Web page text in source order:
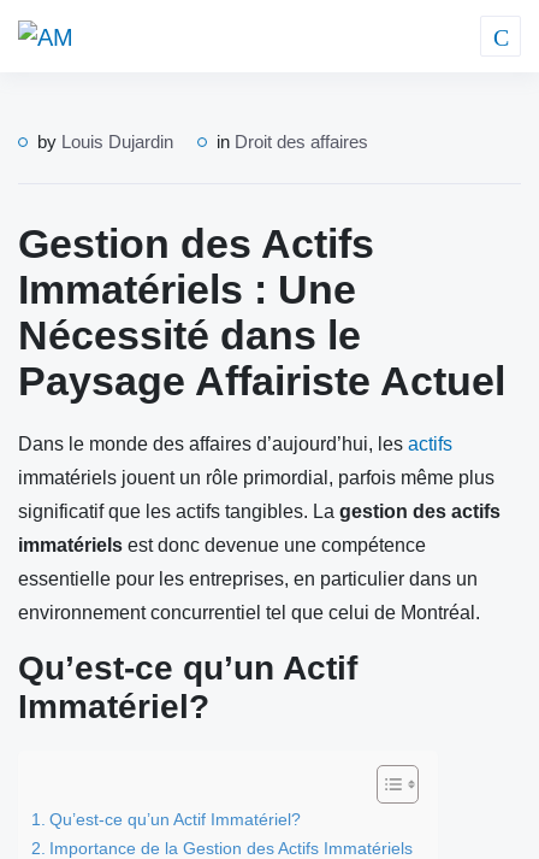
by Louis Dujardin in Droit des affaires
Gestion des Actifs
Immatériels : Une
Nécessité dans le
Paysage Affairiste Actuel
Dans le monde des affaires d’aujourd’hui, les actifs
immatériels jouent un rôle primordial, parfois même plus
significatif que les actifs tangibles. La gestion des actifs
immatériels est donc devenue une compétence
essentielle pour les entreprises, en particulier dans un
environnement concurrentiel tel que celui de Montréal.
Qu’est-ce qu’un Actif
Immatériel?
Qu’est-ce qu’un Actif Immatériel?
Importance de la Gestion des Actifs Immatériels